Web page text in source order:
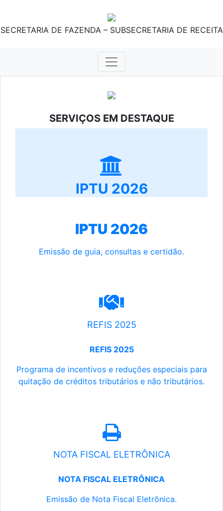
SECRETARIA DE FAZENDA – SUBSECRETARIA DE RECEITA
SERVIÇOS EM DESTAQUE
IPTU 2026
IPTU 2026
Emissão de guia, consultas e certidão.
REFIS 2025
REFIS 2025
Programa de incentivos e reduções especiais para
quitação de créditos tributários e não tributários.
NOTA FISCAL ELETRÔNICA
NOTA FISCAL ELETRÔNICA
Emissão de Nota Fiscal Eletrônica.